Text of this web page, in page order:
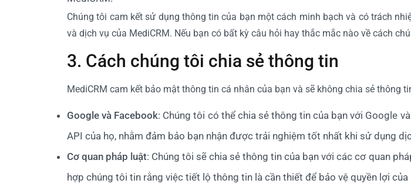
Chúng tôi cam kết sử dụng thông tin của bạn một cách minh bạch và có trách
và dịch vụ của MediCRM. Nếu bạn có bất kỳ câu hỏi hay thắc mắc nào về cách
3. Cách chúng tôi chia sẻ thông tin
MediCRM cam kết bảo mật thông tin cá nhân của bạn và sẽ không chia sẻ
Google và Facebook: Chúng tôi có thể chia sẻ thông tin của bạn với Google
API của họ, nhằm đảm bảo bạn nhận được trải nghiệm tốt nhất khi sử dụng
Cơ quan pháp luật: Chúng tôi sẽ chia sẻ thông tin của bạn với các cơ quan
hợp chúng tôi tin rằng việc tiết lộ thông tin là cần thiết để bảo vệ quyền lợi